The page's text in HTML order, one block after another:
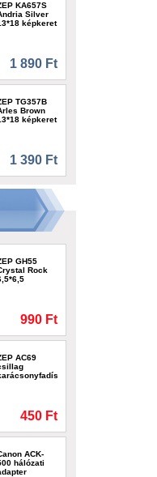
KA657S
Silver
képkeret
1 890 Ft
TG357B
Brown
képkeret
1 390 Ft
GH55
Rock
990 Ft
AC69
450 Ft
ACK-
hálózati